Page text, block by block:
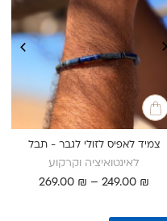
צמיד לאפיס לזולי לגבר - תבל
לאינטואיציה וקרקוע
249.00 ₪
–
269.00 ₪
טווח